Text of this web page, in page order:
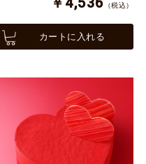
（税込）
カートに入れる